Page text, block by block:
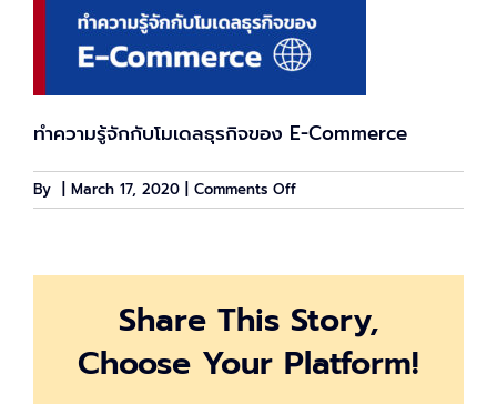
ทำความรู้จักกับโมเดลธุรกิจของ E-Commerce
By March 17, 2020 Comments Offon
ecommerce_cover
Share This Story,
Choose Your Platform!